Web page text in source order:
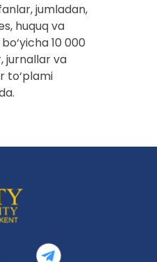
jumladan,
huquq va
10 000
jurnallar va
to‘plami
.